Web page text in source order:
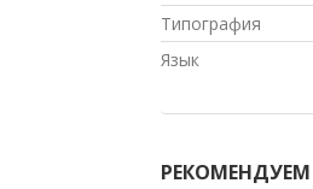
Типография
Язык